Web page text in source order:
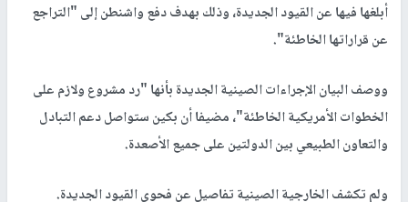
أبلغها فيها عن القيود الجديدة، وذلك بهدف دفع واشنطن إلى "التراجع
عن قراراتها الخاطئة".
ووصف البيان الإجراءات الصينية الجديدة بأنها "رد مشروع ولازم على
الخطوات الأمريكية الخاطئة"، مضيفا أن بكين ستواصل دعم التبادل
والتعاون الطبيعي بين الدولتين على جميع الأصعدة.
ولم تكشف الخارجية الصينية تفاصيل عن فحوى القيود الجديدة.